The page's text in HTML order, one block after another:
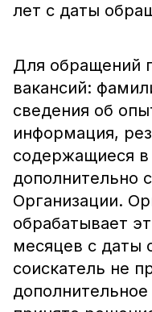
лет с даты
Для обращений
вакансий:
сведения об
информация,
содержащиеся
дополнительно
Организации.
обрабатывает
месяцев с даты
соискатель не